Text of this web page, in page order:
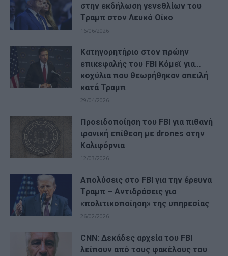
στην εκδήλωση γενεθλίων του
Τραμπ στον Λευκό Οίκο
16/06/2026
Κατηγορητήριο στον πρώην
επικεφαλής του FBI Κόμεϊ για…
κοχύλια που θεωρήθηκαν απειλή
κατά Τραμπ
29/04/2026
Προειδοποίηση του FBI για πιθανή
ιρανική επίθεση με drones στην
Καλιφόρνια
12/03/2026
Απολύσεις στο FBI για την έρευνα
Τραμπ – Αντιδράσεις για
«πολιτικοποίηση» της υπηρεσίας
26/02/2026
CNN: Δεκάδες αρχεία του FBI
λείπουν από τους φακέλους του